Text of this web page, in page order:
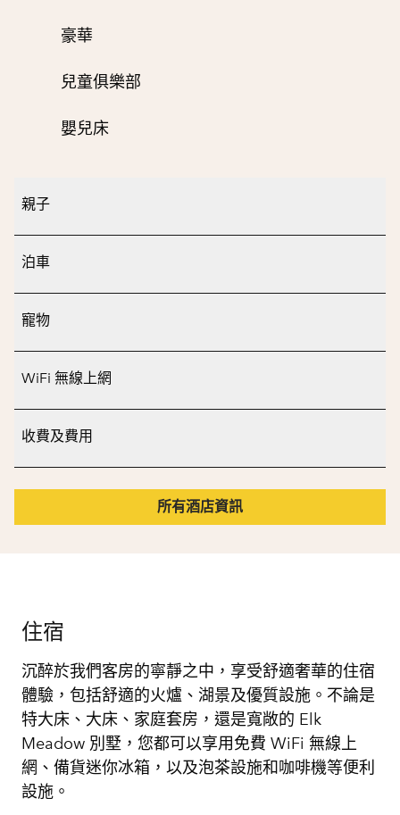
豪華
兒童俱樂部
嬰兒床
親子
泊車
寵物
WiFi 無線上網
收費及費用
所有酒店資訊
住宿
沉醉於我們客房的寧靜之中，享受舒適奢華的住宿
體驗，包括舒適的火爐、湖景及優質設施。不論是
特大床、大床、家庭套房，還是寬敞的 Elk
Meadow 別墅，您都可以享用免費 WiFi 無線上
網、備貨迷你冰箱，以及泡茶設施和咖啡機等便利
設施。